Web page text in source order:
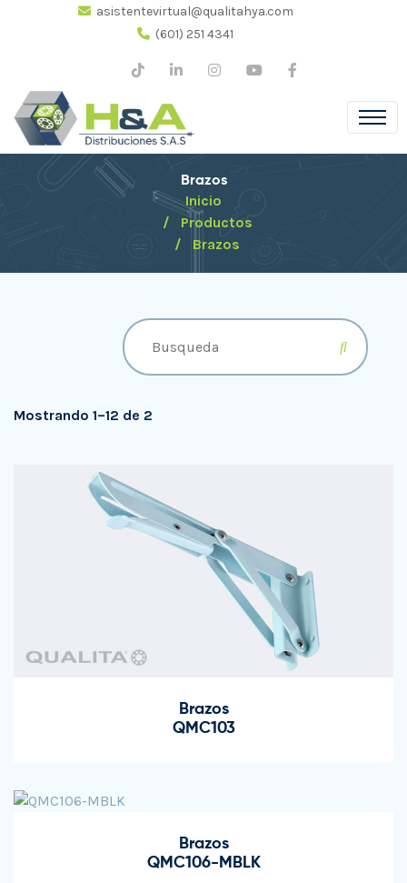
asistentevirtual@qualitahya.com
(601) 251 4341
Brazos
Inicio
Productos
Brazos
Mostrando 1–12 de 2
Brazos
QMC103
Brazos
QMC106-MBLK